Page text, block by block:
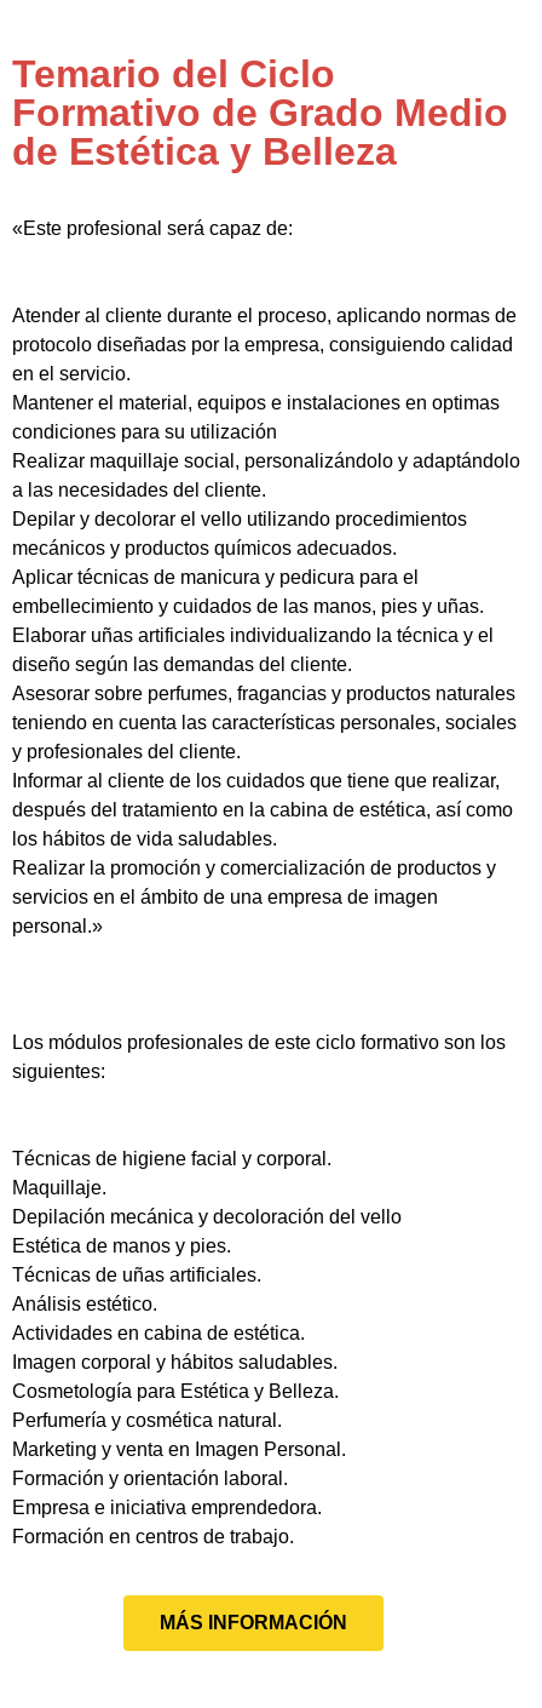
Temario del Ciclo
Formativo de Grado Medio
de Estética y Belleza
«Este profesional será capaz de:
Atender al cliente durante el proceso, aplicando normas de
protocolo diseñadas por la empresa, consiguiendo calidad
en el servicio.
Mantener el material, equipos e instalaciones en optimas
condiciones para su utilización
Realizar maquillaje social, personalizándolo y adaptándolo
a las necesidades del cliente.
Depilar y decolorar el vello utilizando procedimientos
mecánicos y productos químicos adecuados.
Aplicar técnicas de manicura y pedicura para el
embellecimiento y cuidados de las manos, pies y uñas.
Elaborar uñas artificiales individualizando la técnica y el
diseño según las demandas del cliente.
Asesorar sobre perfumes, fragancias y productos naturales
teniendo en cuenta las características personales, sociales
y profesionales del cliente.
Informar al cliente de los cuidados que tiene que realizar,
después del tratamiento en la cabina de estética, así como
los hábitos de vida saludables.
Realizar la promoción y comercialización de productos y
servicios en el ámbito de una empresa de imagen
personal.»
Los módulos profesionales de este ciclo formativo son los
siguientes:
Técnicas de higiene facial y corporal.
Maquillaje.
Depilación mecánica y decoloración del vello
Estética de manos y pies.
Técnicas de uñas artificiales.
Análisis estético.
Actividades en cabina de estética.
Imagen corporal y hábitos saludables.
Cosmetología para Estética y Belleza.
Perfumería y cosmética natural.
Marketing y venta en Imagen Personal.
Formación y orientación laboral.
Empresa e iniciativa emprendedora.
Formación en centros de trabajo.
MÁS INFORMACIÓN